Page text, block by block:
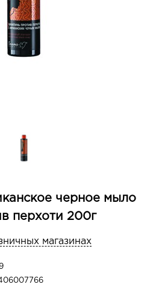
черное мыло
перхоти 200г
магазинах